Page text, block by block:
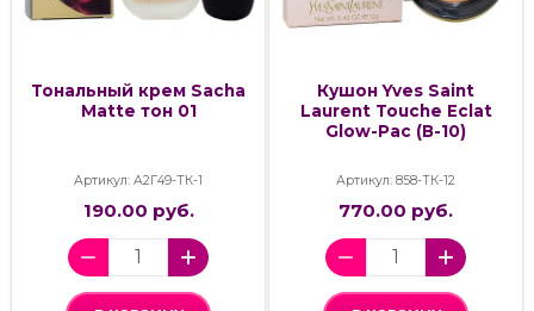
Тональный крем Sacha
Matte тон 01
Артикул: А2Г49-ТК-1
190.00 руб.
Кушон Yves Saint
Laurent Touche Eclat
Glow-Pac (В-10)
Артикул: 858-ТК-12
770.00 руб.